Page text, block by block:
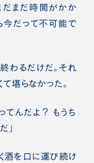
まだ時間がかか
今だって不可能で
わるだけだ。それ
て堪らなかった。
てんだよ？ もうち
」
酒を口に運び続け